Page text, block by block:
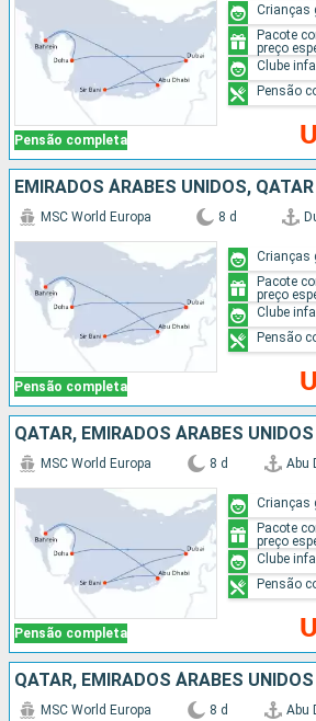
Pensão completa
Crianças
Pacote
preço
Clube
Pensão
EMIRADOS ÁRABES UNIDOS, QATAR
Pensão completa
MSC World Europa 8 d
Crianças
Pacote
preço
Clube
Pensão
QATAR, EMIRADOS ÁRABES UNIDOS
Pensão completa
MSC World Europa 8 d Abu
Crianças
Pacote
preço
Clube
Pensão
QATAR, EMIRADOS ÁRABES UNIDOS
MSC World Europa 8 d Abu